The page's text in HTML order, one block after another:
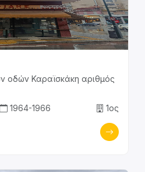
οδών Καραϊσκάκη αριθμός
1964-1966
1ος